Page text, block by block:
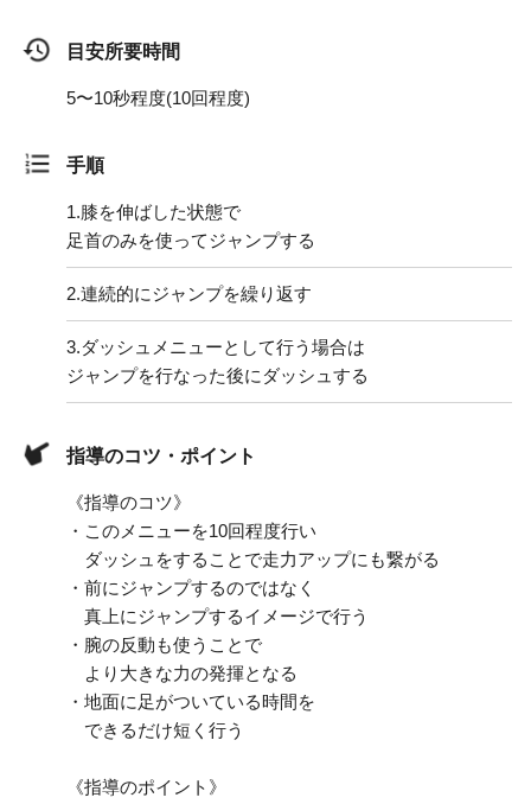
目安所要時間
5〜10秒程度(10回程度)
手順
1.膝を伸ばした状態で
足首のみを使ってジャンプする
2.連続的にジャンプを繰り返す
3.ダッシュメニューとして行う場合は
ジャンプを行なった後にダッシュする
指導のコツ・ポイント
《指導のコツ》
・このメニューを10回程度行い
ダッシュをすることで走力アップにも繋がる
・前にジャンプするのではなく
真上にジャンプするイメージで行う
・腕の反動も使うことで
より大きな力の発揮となる
・地面に足がついている時間を
できるだけ短く行う
《指導のポイント》